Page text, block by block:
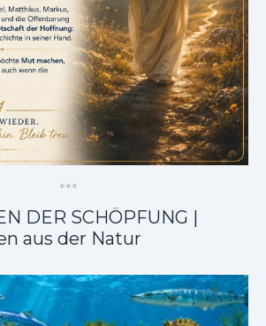
***
DER SCHÖPFUNG |
aus der Natur